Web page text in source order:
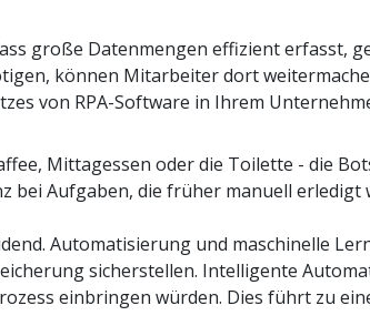
große Datenmengen effizient erfasst,
können Mitarbeiter dort
von RPA-Software in Ihrem
Mittagessen oder die Toilette - die
bei Aufgaben, die früher manuell erledigt
Automatisierung und maschinelle
sicherstellen. Intelligente
einbringen würden. Dies führt zu